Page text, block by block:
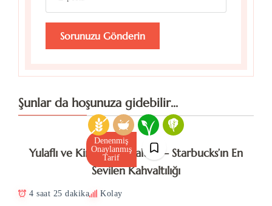
Şunlar da hoşunuza gidebilir...
Denenmiş
Onaylanmış
Tarif
Yulaflı ve Kinoalı Kahvaltılık – Starbucks’ın En
Sevilen Kahvaltılığı
4 saat 25 dakika Kolay